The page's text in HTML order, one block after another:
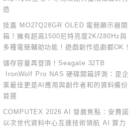
造
技嘉 MO27Q28GR OLED 電競顯示器開
箱！擁有超高1500尼特亮度2K/280Hz與
多種電競輔助功能！遊戲創作追劇都OK！
儲存容量再登頂！Seagate 32TB
IronWolf Pro NAS 硬碟開箱評測：是企
業最佳更是AI應用與創作者和的資料備份
首選
COMPUTEX 2026 AI 發展焦點：安費諾
以次世代資料中心互連技術領航 AI 算力